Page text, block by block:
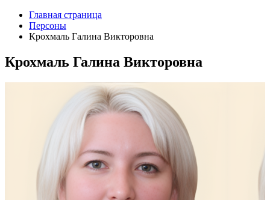
Главная страница
Персоны
Крохмаль Галина Викторовна
Крохмаль Галина Викторовна